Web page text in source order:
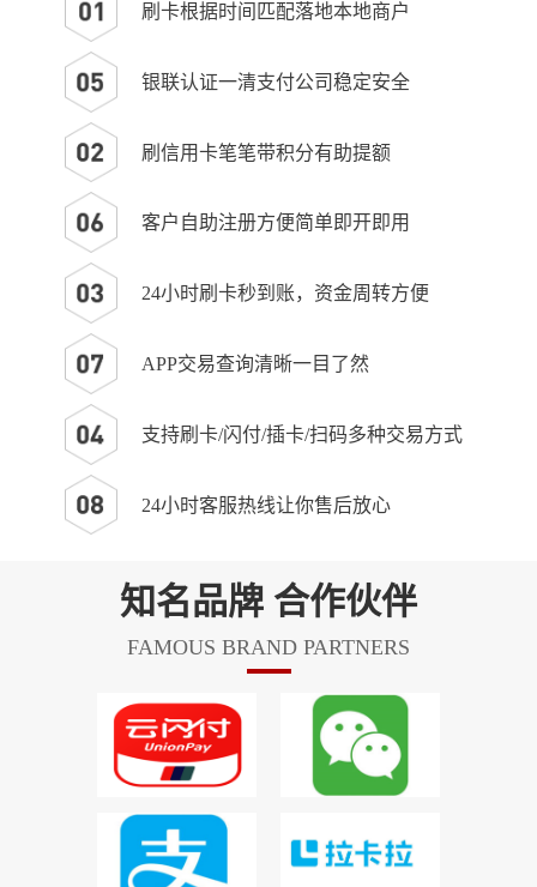
刷卡根据时间匹配落地本地商户
银联认证一清支付公司稳定安全
刷信用卡笔笔带积分有助提额
客户自助注册方便简单即开即用
24小时刷卡秒到账，资金周转方便
APP交易查询清晰一目了然
支持刷卡/闪付/插卡/扫码多种交易方式
24小时客服热线让你售后放心
知名品牌 合作伙伴
FAMOUS BRAND PARTNERS